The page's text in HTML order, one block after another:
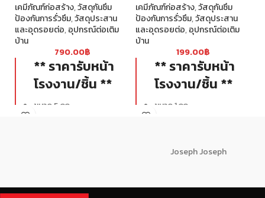
เคมีภัณฑ์ก่อสร้าง,วัสดุกันซึม
ป้องกันการรั่วซึม,วัสดุประสาน
และอุดรอยต่อ,อุปกรณ์ต่อเติม
บ้าน
790.00฿
** ราคารับหน้า
โรงงาน/ชิ้น **
ขนาด 5 กก.
เคมีภัณฑ์ก่อสร้าง,วัสดุกันซึม
ป้องกันการรั่วซึม,วัสดุประสาน
และอุดรอยต่อ,อุปกรณ์ต่อเติม
บ้าน
199.00฿
** ราคารับหน้า
โรงงาน/ชิ้น **
ขนาด 1 กก.
Joseph Joseph